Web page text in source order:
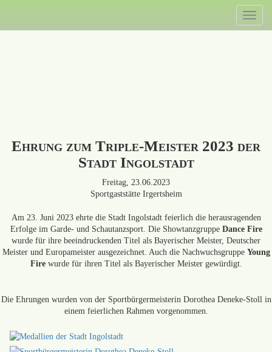
Inhalt
Toggle
Ehrung zum Triple-Meister 2023 der
Stadt Ingolstadt
Freitag, 23.06.2023
Sportgaststätte Irgertsheim
Am 23. Juni 2023 ehrte die Stadt Ingolstadt feierlich die herausragenden
Erfolge im Garde- und Schautanzsport. Die Showtanzgruppe Dance Fire
wurde für ihre beeindruckenden Titel als Bayerischer Meister, Deutscher
Meister und Europameister ausgezeichnet. Auch die Nachwuchsgruppe Young
Firewurde für ihren Titel als Bayerischer Meister gewürdigt.
Die Ehrungen wurden von der Sportbürgermeisterin Dorothea Deneke-Stoll in
einem feierlichen Rahmen vorgenommen.